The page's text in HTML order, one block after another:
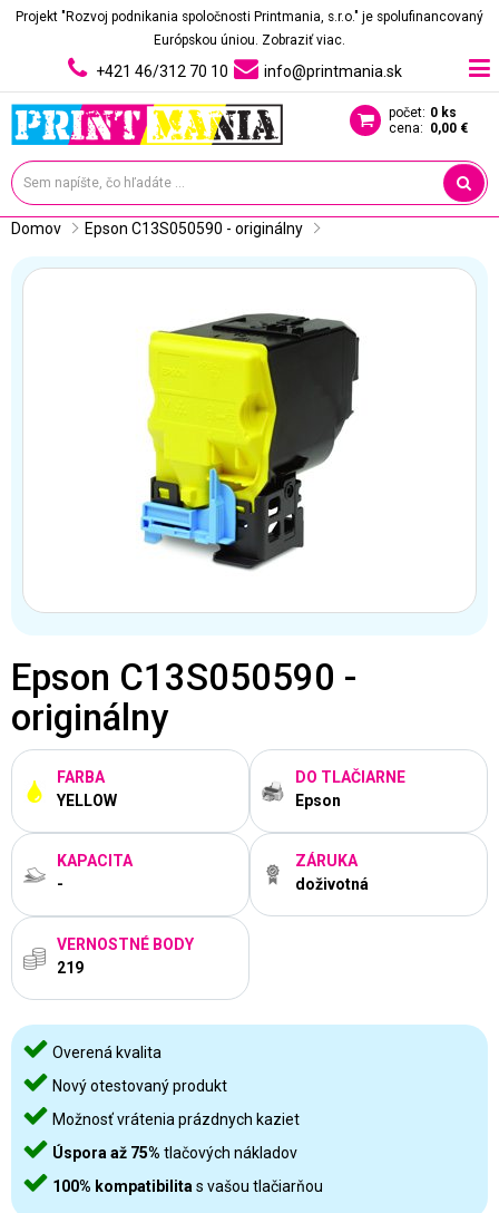
Projekt "Rozvoj podnikania spoločnosti Printmania, s.r.o." je spolufinancovaný
Európskou úniou. Zobraziť viac.
+421 46/312 70 10 info@printmania.sk
počet: 0 ks
cena: 0,00 €
Domov Epson C13S050590 - originálny
Epson C13S050590 -
originálny
FARBA
YELLOW
DO TLAČIARNE
Epson
KAPACITA
-
ZÁRUKA
doživotná
VERNOSTNÉ BODY
219
Overená kvalita
Nový otestovaný produkt
Možnosť vrátenia prázdnych kaziet
Úspora až 75% tlačových nákladov
100% kompatibilita s vašou tlačiarňou